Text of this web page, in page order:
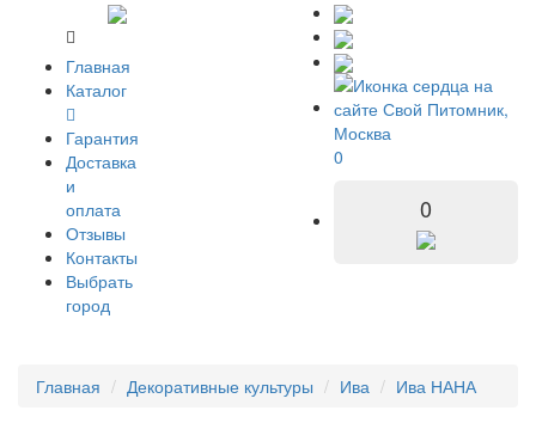
Главная
Каталог
Гарантия
Доставка
и
оплата
Отзывы
Контакты
Выбрать
город
0
0
Главная Декоративные культуры Ива Ива НАНА